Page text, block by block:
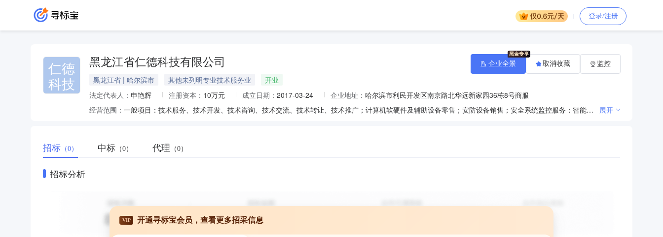
登录/注册
仁德
科技
黑龙江省仁德科技有限公司
黑龙江省 | 哈尔滨市 其他未列明专业技术服务业
开业
法定代表人： 申艳辉 注册资本： 10万元 成立日期： 2017-03-24 企业地址： 哈尔滨市利民开发区南京路北华远新家园36栋8号商服
经营范围：
一般项目：技术服务、技术开发、技术咨询、技术交流、技术转让、技术推广；计算机软硬件及辅助设备零售；安防设备销售；安全系统监控服务；智能家庭消费设备制造；教学专用仪器销售；教学用模型及教具销售；仪器仪表销售；智能仪器仪表销售；第一类医疗器械销售；第二类医疗器械销售；通讯设备销售；实验分析仪器销售；机械设备销售；音响设备销售；照相机及器材销售；体育用品及器材批发；体育用品及器材零售；信息系统集成服务；计算机系统服务；信息技术咨询服务；信息咨询服务（不含许可类信息咨询服务）；社会经济咨询服务；会议及展览服务；广告制作；广告设计、代理；广告发布；气象信息服务；机械设备租赁；软件开发；办公设备销售；网络技术服务；数字广告设计、代理；企业管理咨询；教育咨询服务（不含涉许可审批的教育培训活动）；专业设计服务；信息系统运行维护服务；办公设备租赁服务；计算机及通讯设备租赁；租赁服务（不含许可类租赁服务）。许可项目：第三类医疗器械经营；住宿服务；旅游业务；餐饮服务。 展开
企业全景 取消收藏 监控
招标 （0） 中标 （0） 代理 （0）
招标分析
VIP 开通寻标宝会员，查看更多招采信息